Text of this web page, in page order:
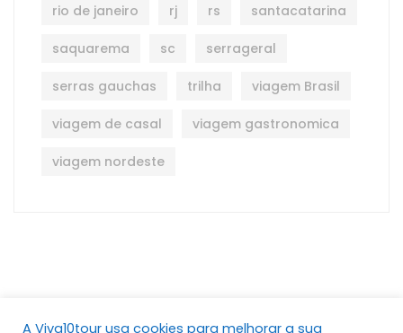
rio de janeiro rj rs santacatarina
saquarema sc serrageral
serras gauchas trilha viagem Brasil
viagem de casal viagem gastronomica
viagem nordeste
A Viva10tour usa cookies para melhorar a sua